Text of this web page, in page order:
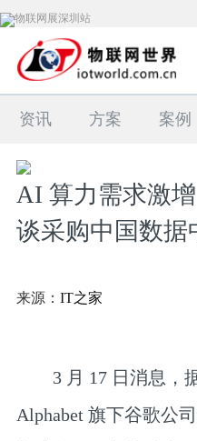
资讯 方案 案例
AI 算力需求激
谈采购中国数据
来源： IT之家
3 月 17 日消息，据
Alphabet 旗下谷歌公